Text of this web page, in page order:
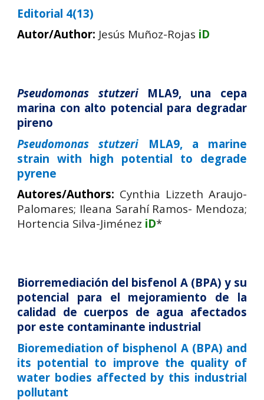
Editorial 4(13)
Autor/Author: Jesús Muñoz-Rojas iD
Pseudomonas stutzeriMLA9, una cepa
marina con alto potencial para degradar
pireno
Pseudomonas stutzeri MLA9, a marine
strain with high potential to degrade
pyrene
Autores/Authors: Cynthia Lizzeth Araujo-
Palomares; Ileana Sarahí Ramos- Mendoza;
Hortencia Silva-Jiménez iD*
Biorremediación del bisfenol A (BPA) y su
potencial para el mejoramiento de la
calidad de cuerpos de agua afectados
por este contaminante industrial
Bioremediation of bisphenol A (BPA) and
its potential to improve the quality of
water bodies affected by this industrial
pollutant